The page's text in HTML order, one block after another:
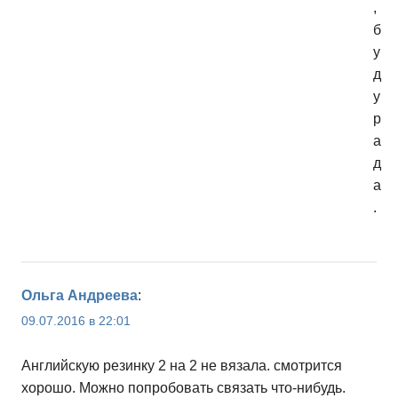
,
б
у
д
у
р
а
д
а
.
Ольга Андреева:
09.07.2016 в 22:01
Английскую резинку 2 на 2 не вязала. смотрится
хорошо. Можно попробовать связать что-нибудь.